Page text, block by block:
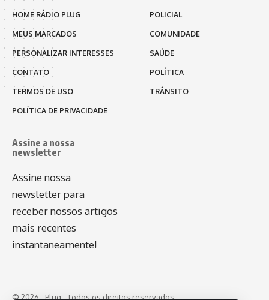
HOME RÁDIO PLUG
MEUS MARCADOS
PERSONALIZAR INTERESSES
CONTATO
TERMOS DE USO
POLÍTICA DE PRIVACIDADE
POLICIAL
COMUNIDADE
SAÚDE
POLÍTICA
TRÂNSITO
Assine a nossa
newsletter
Assine nossa
newsletter para
receber nossos artigos
mais recentes
instantaneamente!
© 2026 - Plug - Todos os direitos reservados.